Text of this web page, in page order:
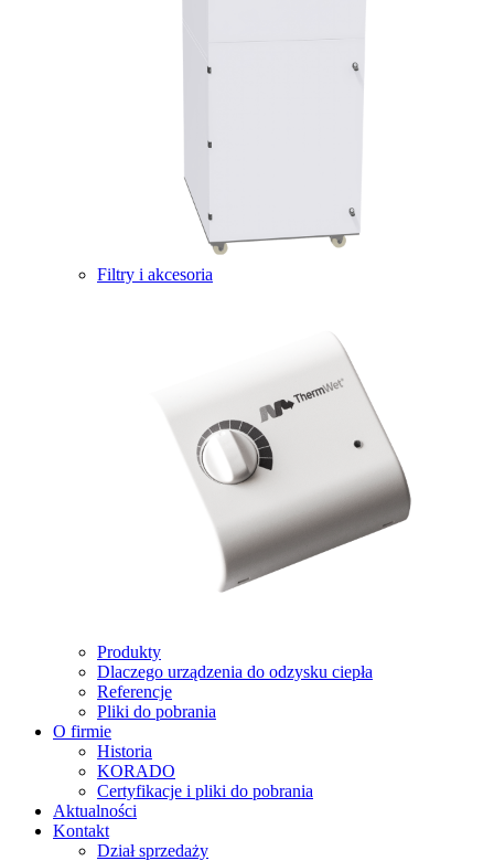
Filtry i akcesoria
Produkty
Dlaczego urządzenia do odzysku ciepła
Referencje
Pliki do pobrania
O firmie
Historia
KORADO
Certyfikacje i pliki do pobrania
Aktualności
Kontakt
Dział sprzedaży